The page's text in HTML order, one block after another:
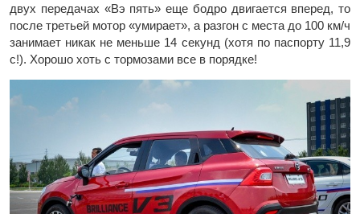
двух передачах «Вэ пять» еще бодро двигается вперед, то
после третьей мотор «умирает», а разгон с места до 100 км/ч
занимает никак не меньше 14 секунд (хотя по паспорту 11,9
с!). Хорошо хоть с тормозами все в порядке!